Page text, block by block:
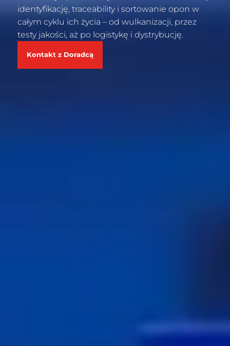
identyfikację, traceability i sortowanie opon w
całym cyklu ich życia – od wulkanizacji, przez
testy jakości, aż po logistykę i dystrybucję.
Kontakt z Doradcą